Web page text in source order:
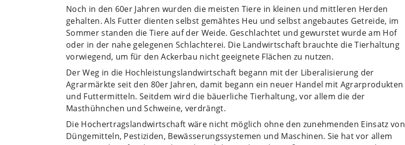
Noch in den 60er Jahren wurden die meisten Tiere in kleinen und mittleren Herden
gehalten. Als Futter dienten selbst gemähtes Heu und selbst angebautes Getreide, im
Sommer standen die Tiere auf der Weide. Geschlachtet und gewurstet wurde am Hof
oder in der nahe gelegenen Schlachterei. Die Landwirtschaft brauchte die Tierhaltung
vorwiegend, um für den Ackerbau nicht geeignete Flächen zu nutzen.
Der Weg in die Hochleistungslandwirtschaft begann mit der Liberalisierung der
Agrarmärkte seit den 80er Jahren, damit begann ein neuer Handel mit Agrarprodukten
und Futtermitteln. Seitdem wird die bäuerliche Tierhaltung, vor allem die der
Masthühnchen und Schweine, verdrängt.
Die Hochertragslandwirtschaft wäre nicht möglich ohne den zunehmenden Einsatz von
Düngemitteln, Pestiziden, Bewässerungssystemen und Maschinen. Sie hat vor allem